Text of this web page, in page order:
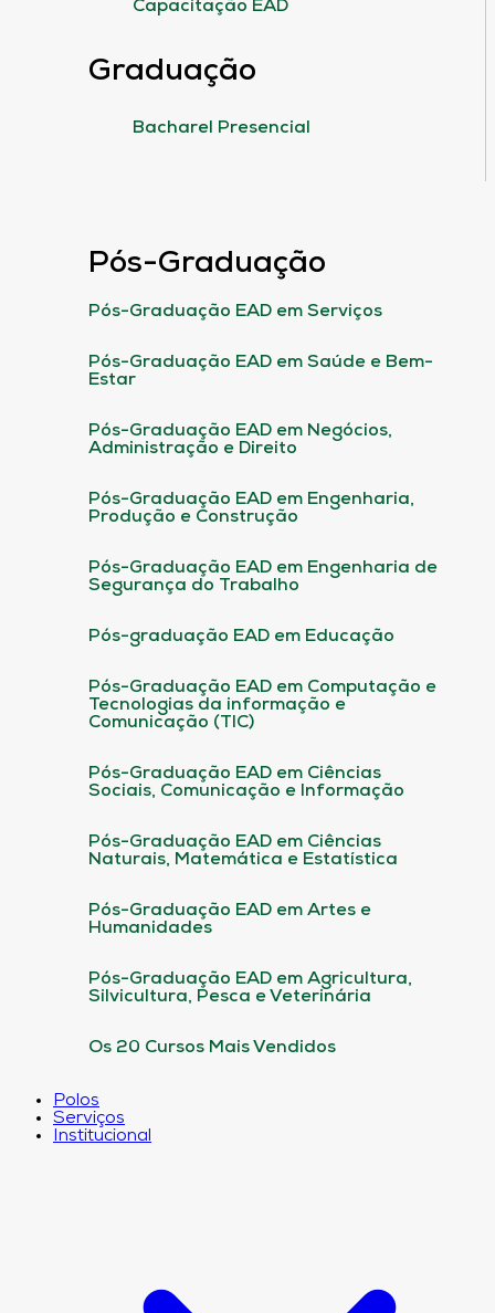
Capacitação EAD
Graduação
Bacharel Presencial
Pós-Graduação
Pós-Graduação EAD em Serviços
Pós-Graduação EAD em Saúde e Bem-
Estar
Pós-Graduação EAD em Negócios,
Administração e Direito
Pós-Graduação EAD em Engenharia,
Produção e Construção
Pós-Graduação EAD em Engenharia de
Segurança do Trabalho
Pós-graduação EAD em Educação
Pós-Graduação EAD em Computação e
Tecnologias da informação e
Comunicação (TIC)
Pós-Graduação EAD em Ciências
Sociais, Comunicação e Informação
Pós-Graduação EAD em Ciências
Naturais, Matemática e Estatística
Pós-Graduação EAD em Artes e
Humanidades
Pós-Graduação EAD em Agricultura,
Silvicultura, Pesca e Veterinária
Os 20 Cursos Mais Vendidos
Polos
Serviços
Institucional